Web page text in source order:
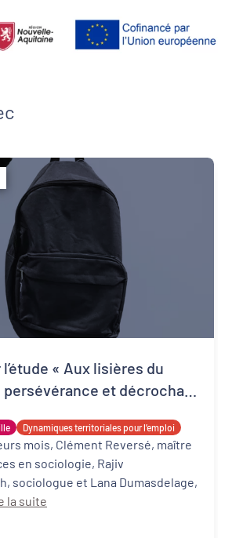
Dynamiques territoriales pour l’emploi
« Aux lisières du
et décrochage
mois, Clément Reversé, maître
en sociologie, Rajiv
sociologue et Lana Dumasdelage,
la suite